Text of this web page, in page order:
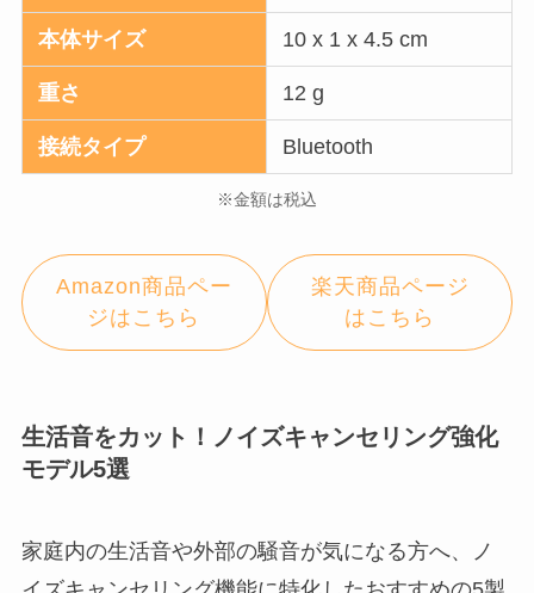
本体サイズ 10 x 1 x 4.5 cm
重さ 12 g
接続タイプ Bluetooth
※金額は税込
Amazon商品ペー
ジはこちら
楽天商品ページ
はこちら
生活音をカット！ノイズキャンセリング強化
モデル5選
家庭内の生活音や外部の騒音が気になる方へ、ノ